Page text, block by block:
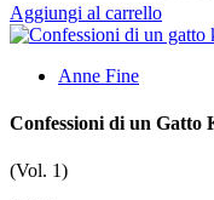
Aggiungi al carrello
Anne Fine
Confessioni di un Gatto
(Vol. 1)